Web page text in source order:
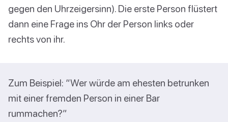
gegen den Uhrzeigersinn). Die erste Person flüstert
dann eine Frage ins Ohr der Person links oder
rechts von ihr.
Zum Beispiel: “Wer würde am ehesten betrunken
mit einer fremden Person in einer Bar
rummachen?”